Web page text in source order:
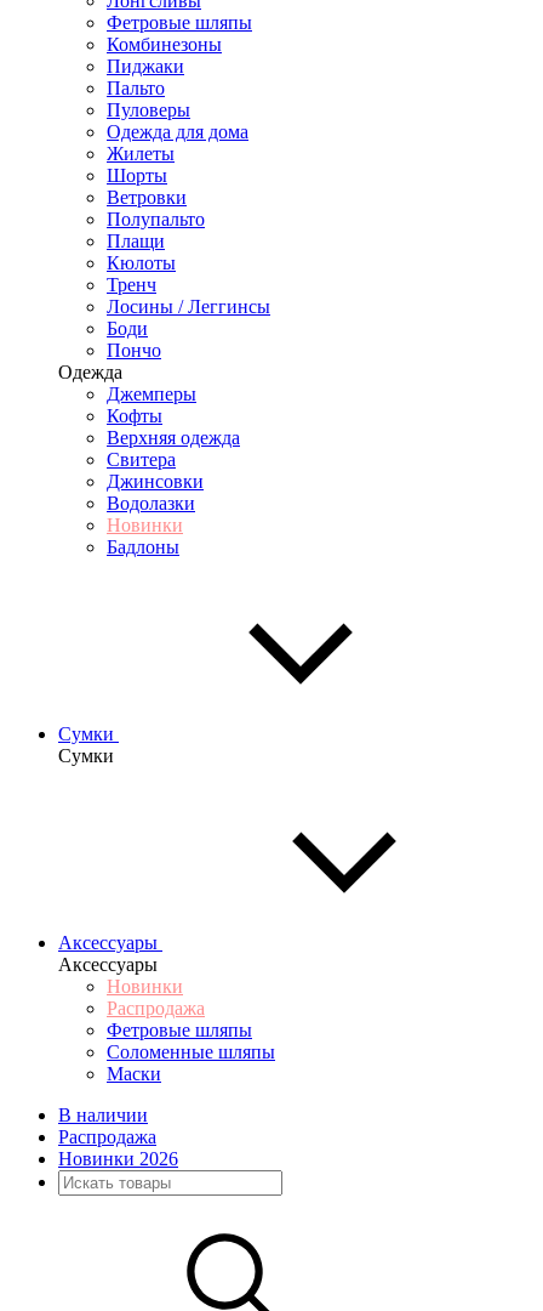
Фетровые шляпы
Комбинезоны
Пиджаки
Пальто
Пуловеры
Одежда для дома
Жилеты
Шорты
Ветровки
Полупальто
Плащи
Кюлоты
Тренч
Лосины / Леггинсы
Боди
Пончо
Одежда
Джемперы
Кофты
Верхняя одежда
Свитера
Джинсовки
Водолазки
Новинки
Бадлоны
Сумки
Сумки
Аксессуары
Аксессуары
Новинки
Распродажа
Фетровые шляпы
Соломенные шляпы
Маски
В наличии
Распродажа
Новинки 2026